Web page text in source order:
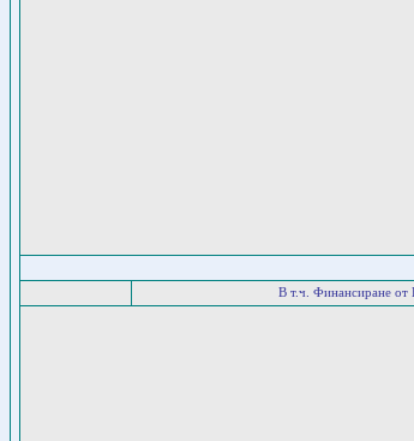
В т.ч. Финансиране от